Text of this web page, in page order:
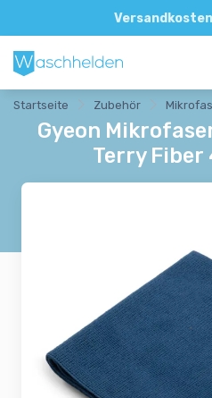
Direkte und
Startseite Zubehör
Gyeon
Terry